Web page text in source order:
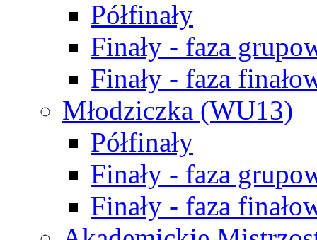
Półfinały
Finały - faza
Finały - faza
Młodziczka (WU13)
Półfinały
Finały - faza
Finały - faza